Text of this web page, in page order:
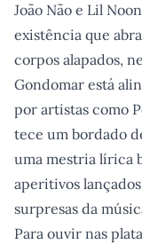
João Não e Lil
existência que
corpos alapados,
Gondomar está
por artistas como
tece um bordado
uma mestria lírica
aperitivos
surpresas da
Para ouvir nas